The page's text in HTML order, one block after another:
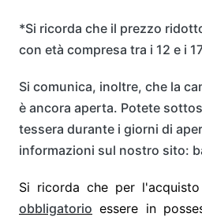
*Si ricorda che il prezzo
con età compresa tra i 12 e i
Si comunica, inoltre, che la
è ancora aperta. Potete
tessera durante i giorni di
informazioni sul nostro sito:
Si ricorda che per
obbligatorio essere in